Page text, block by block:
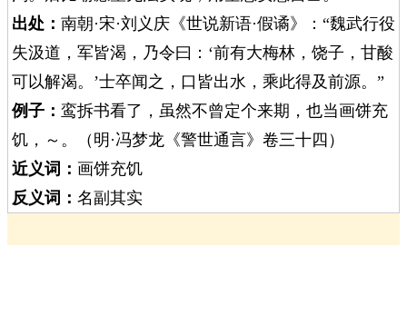
出处： 南朝·宋·刘义庆《世说新语·假谲》：“魏武行役
失汲道，军皆渴，乃令曰：‘前有大梅林，饶子，甘酸
可以解渴。’士卒闻之，口皆出水，乘此得及前源。”
例子： 鸾拆书看了，虽然不曾定个来期，也当画饼充
饥，～。（明·冯梦龙《警世通言》卷三十四）
近义词： 画饼充饥
反义词： 名副其实